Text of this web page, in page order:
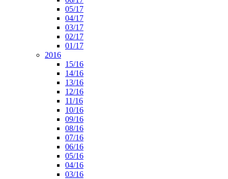
05/17
04/17
03/17
02/17
01/17
2016
15/16
14/16
13/16
12/16
11/16
10/16
09/16
08/16
07/16
06/16
05/16
04/16
03/16